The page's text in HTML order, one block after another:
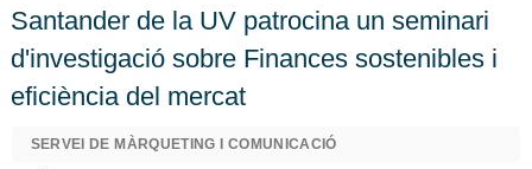
Santander de la UV patrocina un seminari
d'investigació sobre Finances sostenibles i
eficiència del mercat
SERVEI DE MÀRQUETING I COMUNICACIÓ